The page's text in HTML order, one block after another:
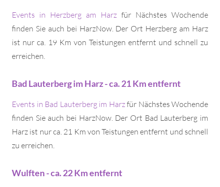
Events in Herzberg am Harz für Nächstes Wochende
finden Sie auch bei HarzNow. Der Ort Herzberg am Harz
ist nur ca. 19 Km von Teistungen entfernt und schnell zu
erreichen.
Bad Lauterberg im Harz - ca. 21 Km entfernt
Events in Bad Lauterberg im Harzfür Nächstes Wochende
finden Sie auch bei HarzNow. Der Ort Bad Lauterberg im
Harz ist nur ca. 21 Km von Teistungen entfernt und schnell
zu erreichen.
Wulften - ca. 22 Km entfernt